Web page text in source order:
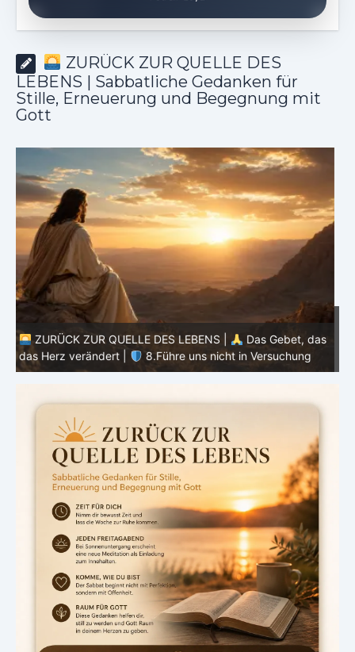
ZURÜCK ZUR QUELLE DES
LEBENS | Sabbatliche Gedanken für
Stille, Erneuerung und Begegnung mit
Gott
ZURÜCK ZUR QUELLE DES LEBENS |
Das Gebet, das
das Herz verändert |
7.Wie auch wir vergeben unsern
Schuldigern